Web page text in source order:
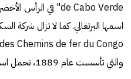
والتي تأسست عام 1889، تحمل اسمها الفرنسي.